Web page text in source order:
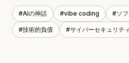
#AIの神話 #vibe coding #ソ
#技術的負債 #サイバーセキュリティ